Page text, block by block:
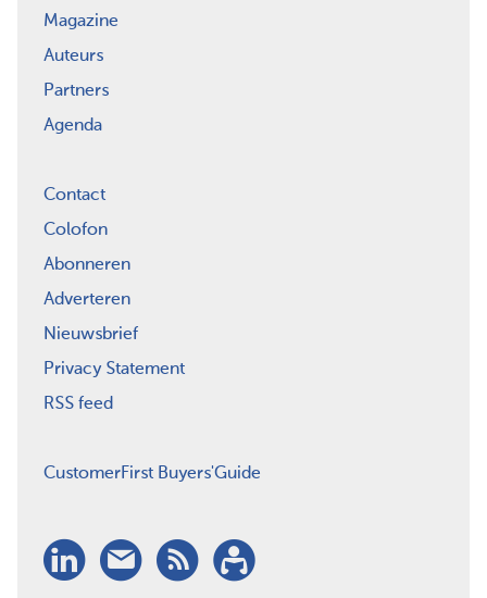
Magazine
Auteurs
Partners
Agenda
Contact
Colofon
Abonneren
Adverteren
Nieuwsbrief
Privacy Statement
RSS feed
CustomerFirst Buyers'Guide
LinkedIn
Nieuwsbrief
RSSAbonneren